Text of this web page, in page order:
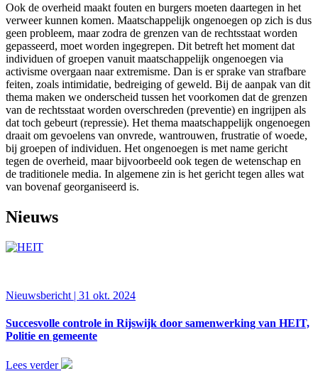
Ook de overheid maakt fouten en burgers moeten daartegen in het
verweer kunnen komen. Maatschappelijk ongenoegen op zich is dus
geen probleem, maar zodra de grenzen van de rechtsstaat worden
gepasseerd, moet worden ingegrepen. Dit betreft het moment dat
individuen of groepen vanuit maatschappelijk ongenoegen via
activisme overgaan naar extremisme. Dan is er sprake van strafbare
feiten, zoals intimidatie, bedreiging of geweld. Bij de aanpak van dit
thema maken we onderscheid tussen het voorkomen dat de grenzen
van de rechtsstaat worden overschreden (preventie) en ingrijpen als
dat toch gebeurt (repressie). Het thema maatschappelijk ongenoegen
draait om gevoelens van onvrede, wantrouwen, frustratie of woede,
bij groepen of individuen. Het ongenoegen is met name gericht
tegen de overheid, maar bijvoorbeeld ook tegen de wetenschap en
de traditionele media. In algemene zin is het gericht tegen alles wat
van bovenaf georganiseerd is.
Nieuws
Nieuwsbericht | 31 okt. 2024
Succesvolle controle in Rijswijk door samenwerking van HEIT,
Politie en gemeente
Lees verder